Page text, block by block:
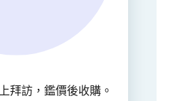
拜訪，鑑價後收購。